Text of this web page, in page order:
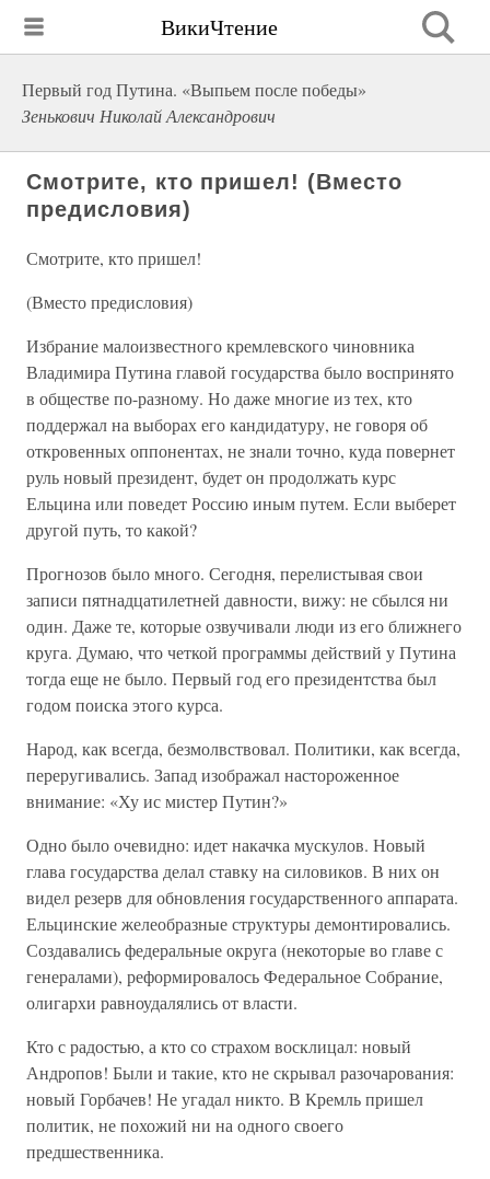
ВикиЧтение
Первый год Путина. «Выпьем после победы»
Зенькович Николай Александрович
Смотрите, кто пришел! (Вместо
предисловия)
Смотрите, кто пришел!
(Вместо предисловия)
Избрание малоизвестного кремлевского чиновника
Владимира Путина главой государства было воспринято
в обществе по-разному. Но даже многие из тех, кто
поддержал на выборах его кандидатуру, не говоря об
откровенных оппонентах, не знали точно, куда повернет
руль новый президент, будет он продолжать курс
Ельцина или поведет Россию иным путем. Если выберет
другой путь, то какой?
Прогнозов было много. Сегодня, перелистывая свои
записи пятнадцатилетней давности, вижу: не сбылся ни
один. Даже те, которые озвучивали люди из его ближнего
круга. Думаю, что четкой программы действий у Путина
тогда еще не было. Первый год его президентства был
годом поиска этого курса.
Народ, как всегда, безмолвствовал. Политики, как всегда,
переругивались. Запад изображал настороженное
внимание: «Ху ис мистер Путин?»
Одно было очевидно: идет накачка мускулов. Новый
глава государства делал ставку на силовиков. В них он
видел резерв для обновления государственного аппарата.
Ельцинские желеобразные структуры демонтировались.
Создавались федеральные округа (некоторые во главе с
генералами), реформировалось Федеральное Собрание,
олигархи равноудалялись от власти.
Кто с радостью, а кто со страхом восклицал: новый
Андропов! Были и такие, кто не скрывал разочарования:
новый Горбачев! Не угадал никто. В Кремль пришел
политик, не похожий ни на одного своего
предшественника.